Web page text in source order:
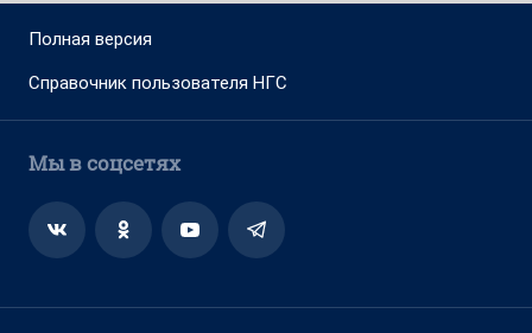
Полная версия
Справочник пользователя НГС
Мы в соцсетях